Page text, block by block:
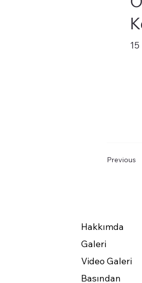
Previous
Hakkımda
Galeri
Video Galeri
Basından